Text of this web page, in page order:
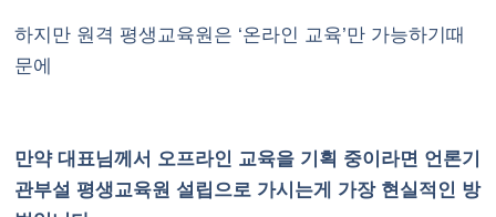
하지만 원격 평생교육원은 ‘온라인 교육’만 가능하기때
문에
만약 대표님께서 오프라인 교육을 기획 중이라면 언론기
관부설 평생교육원 설립으로 가시는게 가장 현실적인 방